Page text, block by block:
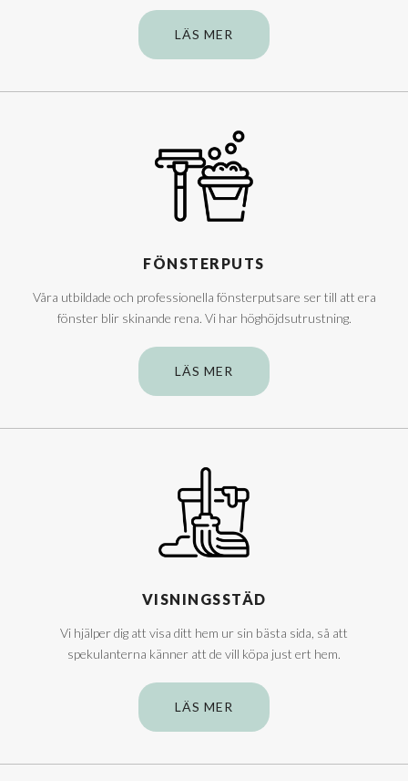
LÄS MER
FÖNSTERPUTS
Våra utbildade och professionella fönsterputsare ser till att era
fönster blir skinande rena. Vi har höghöjdsutrustning.
LÄS MER
VISNINGSSTÄD
Vi hjälper dig att visa ditt hem ur sin bästa sida, så att
spekulanterna känner att de vill köpa just ert hem.
LÄS MER